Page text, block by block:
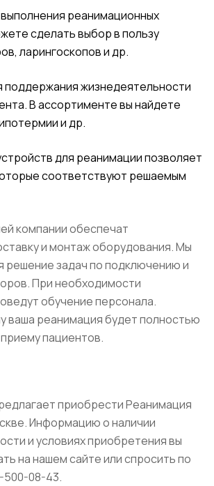
реанимационных
сделать выбор в пользу
ларингоскопов и др.
поддержания жизнедеятельности
В ассортименте вы найдете
и др.
для реанимации позволяет
соответствуют решаемым
компании обеспечат
и монтаж оборудования. Мы
решение задач по подключению и
При необходимости
обучение персонала.
ваша реанимация будет полностью
пациентов.
приобрести Реанимация
Информацию о наличии
и условиях приобретения вы
на нашем сайте или спросить по
500-08-43.